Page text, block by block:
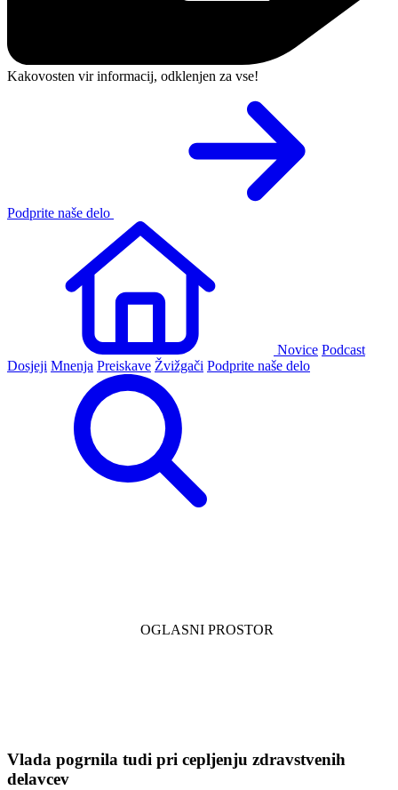
Kakovosten vir informacij, odklenjen za vse!
Podprite naše delo
Novice Podcast
Dosjeji Mnenja Preiskave Žvižgači Podprite naše delo
Vlada pogrnila tudi pri cepljenju zdravstvenih
delavcev